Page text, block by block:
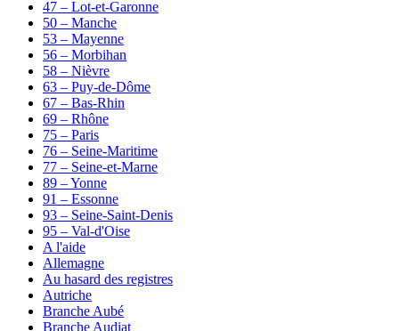
47 – Lot-et-Garonne
50 – Manche
53 – Mayenne
56 – Morbihan
58 – Nièvre
63 – Puy-de-Dôme
67 – Bas-Rhin
69 – Rhône
75 – Paris
76 – Seine-Maritime
77 – Seine-et-Marne
89 – Yonne
91 – Essonne
93 – Seine-Saint-Denis
95 – Val-d'Oise
A l'aide
Allemagne
Au hasard des registres
Autriche
Branche Aubé
Branche Audiat